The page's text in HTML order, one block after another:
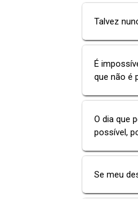
Talvez
É
que não é
O dia que
possível,
Se meu